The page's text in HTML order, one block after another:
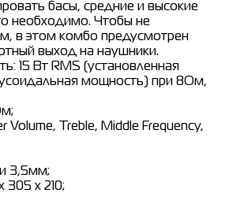
басы, средние и высокие
необходимо. Чтобы не
в этом комбо предусмотрен
выход на наушники.
15 Вт RMS (установленная
мощность) при 8Ом,
Volume, Treble, Middle Frequency,
3,5мм;
305 х 210;